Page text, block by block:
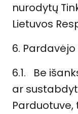
nurodytų
Lietuvos
6.
6.1. Be
ar